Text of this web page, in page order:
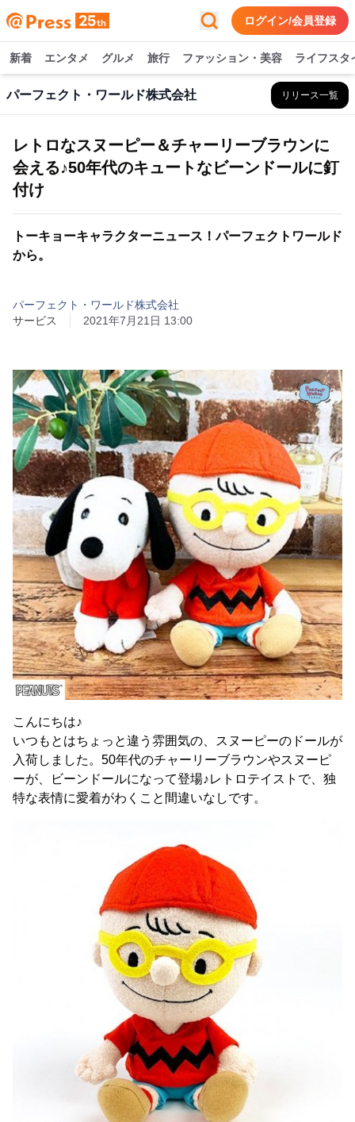
ログイン/会員登録
新着 エンタメ グルメ 旅行 ファッション・美容 ライフスタ
パーフェクト・ワールド株式会社 リリース一覧
レトロなスヌーピー＆チャーリーブラウンに
会える♪50年代のキュートなビーンドールに釘
付け
トーキョーキャラクターニュース！パーフェクトワールド
から。
パーフェクト・ワールド株式会社
サービス
2021年7月21日 13:00
こんにちは♪
いつもとはちょっと違う雰囲気の、スヌーピーのドールが
入荷しました。50年代のチャーリーブラウンやスヌーピ
ーが、ビーンドールになって登場♪レトロテイストで、独
特な表情に愛着がわくこと間違いなしです。